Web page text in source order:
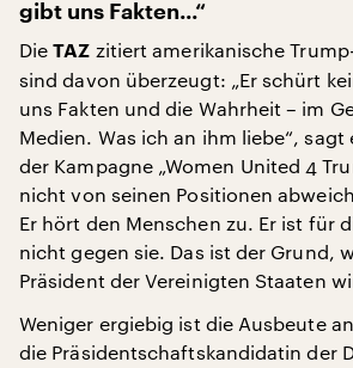
gibt uns Fakten...“
DieTAZ zitiert amerikanische
sind davon überzeugt: „Er schürt
uns Fakten und die Wahrheit – im
Medien. Was ich an ihm liebe“, sagt
der Kampagne „Women United 4
nicht von seinen Positionen
Er hört den Menschen zu. Er ist für
nicht gegen sie. Das ist der Grund,
Präsident der Vereinigten Staaten
Weniger ergiebig ist die Ausbeute
die Präsidentschaftskandidatin der